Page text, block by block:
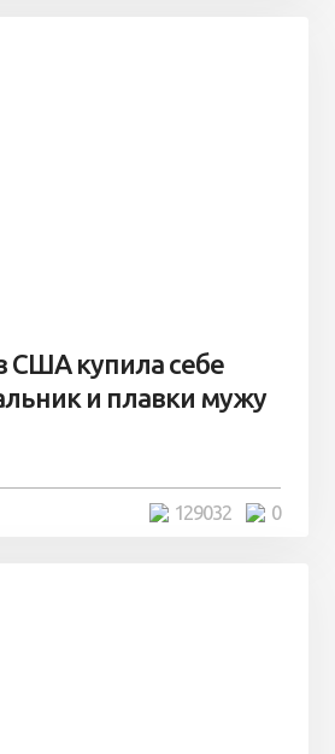
США купила себе
и плавки мужу
0
129032